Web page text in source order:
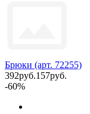
Брюки (арт. 72255)
392руб.157руб.
-60%